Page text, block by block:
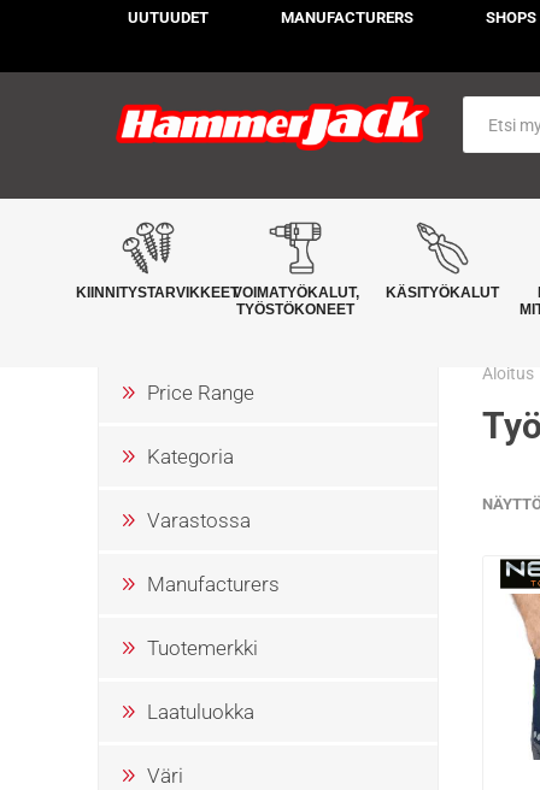
UUTUUDET MANUFACTURERS SHOPS
KIINNITYSTARVIKKEETVOIMATYÖKALUT,
TYÖSTÖKONEET
KÄSITYÖKALUT
Aloitus
Price Range
Kategoria
Varastossa
Manufacturers
Tuotemerkki
Laatuluokka
Väri